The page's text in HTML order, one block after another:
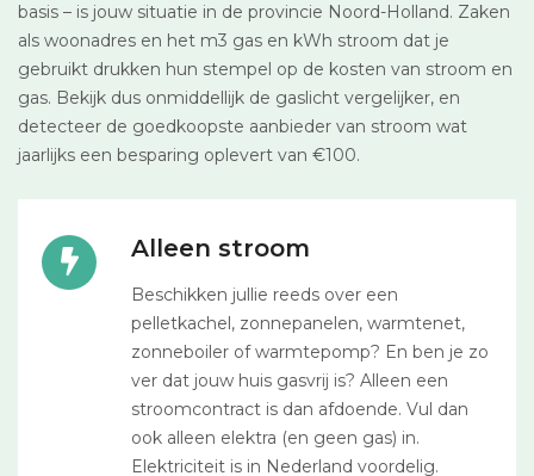
basis – is jouw situatie in de provincie Noord-Holland. Zaken
als woonadres en het m3 gas en kWh stroom dat je
gebruikt drukken hun stempel op de kosten van stroom en
gas. Bekijk dus onmiddellijk de gaslicht vergelijker, en
detecteer de goedkoopste aanbieder van stroom wat
jaarlijks een besparing oplevert van €100.
Alleen stroom
Beschikken jullie reeds over een
pelletkachel, zonnepanelen, warmtenet,
zonneboiler of warmtepomp? En ben je zo
ver dat jouw huis gasvrij is? Alleen een
stroomcontract is dan afdoende. Vul dan
ook alleen elektra (en geen gas) in.
Elektriciteit is in Nederland voordelig.